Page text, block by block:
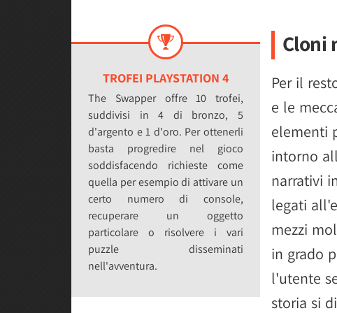
TROFEI PLAYSTATION 4
The Swapper offre 10 trofei,
suddivisi in 4 di bronzo, 5
d'argento e 1 d'oro. Per ottenerli
basta progredire nel gioco
soddisfacendo richieste come
quella per esempio di attivare un
certo numero di console,
recuperare un oggetto
particolare o risolvere i vari
puzzle disseminati
nell'avventura.
Cloni
Per il
e le
elementi
intorno
narrativi
legati
mezzi
in grado
l'utente
storia si